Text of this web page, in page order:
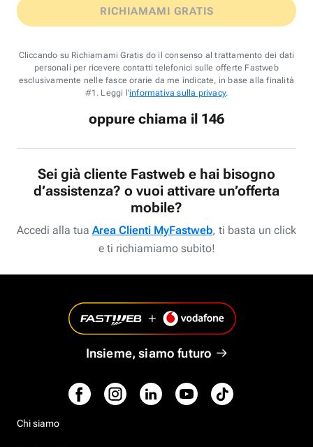
RICHIAMAMI GRATIS
Cliccando su Richiamami Gratis do il consenso al trattamento dei dati
personali per ricevere contatti telefonici sulle offerte Fastweb
esclusivamente nelle fasce orarie da me indicate, in base alla finalità
#1. Leggi l'informativa sulla privacy.
oppure chiama il 146
Sei già cliente Fastweb e hai bisogno
d’assistenza? o vuoi attivare un’offerta
mobile?
Accedi alla tua Area Clienti MyFastweb, ti basta un click
e ti richiamiamo subito!
Insieme, siamo futuro
Chi siamo